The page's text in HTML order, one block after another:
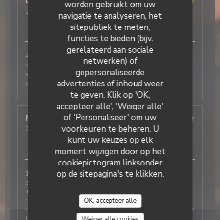
worden gebruikt om uw
navigatie te analyseren, het
sitepubliek te meten,
functies te bieden (bijv.
gerelateerd aan sociale
netwerken) of
gepersonaliseerde
advertenties of inhoud weer
te geven. Klik op 'OK,
accepteer alle', 'Weiger alle'
of 'Personaliseer' om uw
voorkeuren te beheren. U
kunt uw keuzes op elk
moment wijzigen door op het
cookiepictogram linksonder
op de sitepagina's te klikken.
OK, accepteer alle
2026-06-05
- 12:30 - Gasten 2
/5 Atmosfeer:5/5 Keuken:5/5 Kwaliteit / Prijs
:
Accueil et service au top Nous avons passés un bon
moment autour de nos plats et desserts très
savoureux. N’hésitez pas à réserver pour votre
déjeuner
Françoise
D
2026-05-22- 12:00 - Gasten 7
Atmosfeer: 5/5 Keuken:5 /5 Kwaliteit / Prijs
:
1ere fois dans ce restaurant et l avis des 6 autres
personnes avec moi est très positif Très bien. Service
impeccable, respect des demandes lors de l
réservation, amabilité, très bon repas, légumes très
bien cuisinés en accompagnement , raport qualité-prix
très corrects. Restaurant à recommander sans
La Galiote Restaurant & Bar